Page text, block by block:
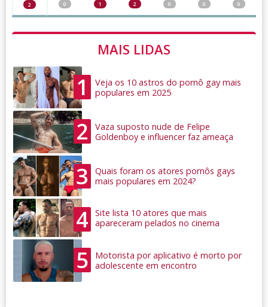
2 0 1 2 0 0 0
MAIS LIDAS
1
Veja os 10 astros do pornô gay mais
populares em 2025
2
Vaza suposto nude de Felipe
Goldenboy e influencer faz ameaça
3
Quais foram os atores pornôs gays
mais populares em 2024?
4
Site lista 10 atores que mais
apareceram pelados no cinema
5
Motorista por aplicativo é morto por
adolescente em encontro